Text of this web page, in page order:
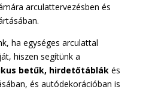
arculattervezésben és
ha egységes arculattal
hiszen segítünk a
betűk, hirdetőtáblák és
és autódekorációban is